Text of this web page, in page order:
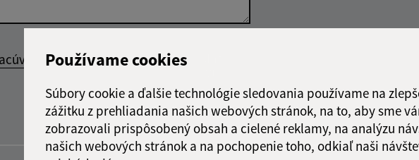
Používame cookies
Súbory cookie a ďalšie technológie sledovania používame na
zážitku z prehliadania našich webových stránok, na to, aby sme
zobrazovali prispôsobený obsah a cielené reklamy, na analýzu
našich webových stránok a na pochopenie toho, odkiaľ naši
osobných
Google reCaptcha Response
Odoslať